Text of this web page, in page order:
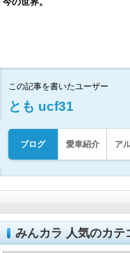
この記事を書いたユーザー
とも ucf31
ブログ 愛車紹介 ア
みんカラ 人気のカテ